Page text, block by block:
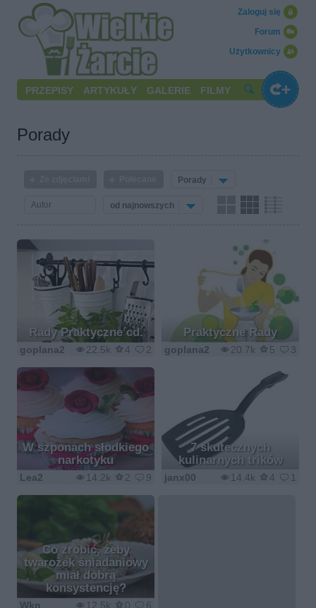
Użytkownicy
Forum
Zaloguj się
PRZEPISY ARTYKUŁY GALERIE FILMY
Porady
Porady
od najnowszych
Rady Praktyczne cd.
22.5k 4 2
goplana2
Praktyczne Rady
20.7k 5 3
goplana2
W szponach słodkiego
narkotyku
14.2k 2 9
Lea2
7 skutecznych
kulinarnych trików
14.4k 4 1
janx00
Co zrobić, żeby
twarożek śniadaniowy
miał dobrą
konsystencję?
12.5k 0 6
Wkn